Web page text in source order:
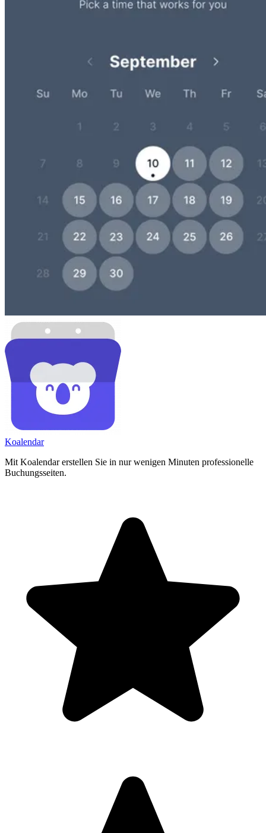
Koalendar
Mit Koalendar erstellen Sie in nur wenigen Minuten professionelle
Buchungsseiten.